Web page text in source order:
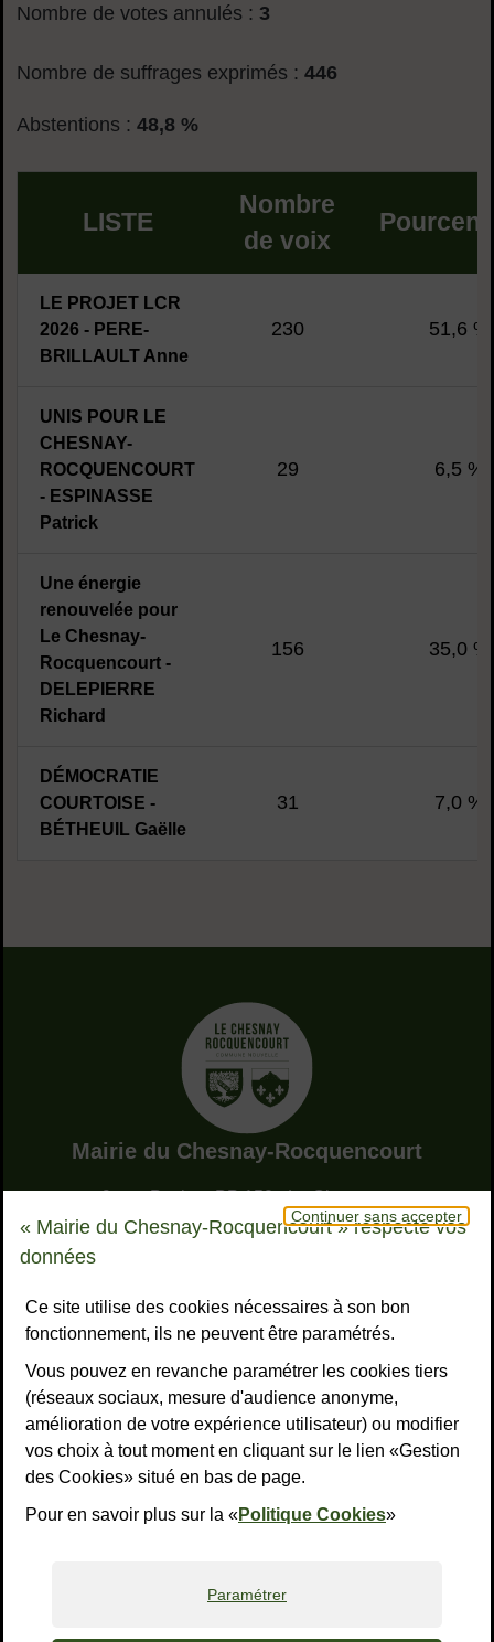
Continuer sans accepter
« Mairie du Chesnay-Rocquencourt » respecte vos
données
Ce site utilise des cookies nécessaires à son bon
fonctionnement, ils ne peuvent être paramétrés.
Vous pouvez en revanche paramétrer les cookies tiers
(réseaux sociaux, mesure d'audience anonyme,
amélioration de votre expérience utilisateur) ou modifier
vos choix à tout moment en cliquant sur le lien «Gestion
des Cookies» situé en bas de page.
Pour en savoir plus sur la «Politique Cookies»
Paramétrer
Nombre de votes annulés : 3
Nombre de suffrages exprimés : 446
Abstentions : 48,8 %
LISTE
Nombre
de voix
LE PROJET LCR
2026 - PERE-
BRILLAULT Anne
230 51,6 %
UNIS POUR LE
CHESNAY-
ROCQUENCOURT
- ESPINASSE
Patrick
29 6,5 %
Une énergie
renouvelée pour
Le Chesnay-
Rocquencourt -
DELEPIERRE
Richard
156 35,0 %
DÉMOCRATIE
COURTOISE -
BÉTHEUIL Gaëlle
31 7,0 %
Adresse dans le pied de page
Mairie du Chesnay-Rocquencourt
9, rue Pottier - BP 150 - Le Chesnay
78155 Le Chesnay-Rocquencourt cedex
NOUS CONTACTER
S’ABONNER À LA LETTRE D’INFO
Liens réseaux sociaux
Facebook
Instagram
YouTube
Liens bas de page
Mentions légalesAccessibilité : non conforme
Politiques de confidentialitéGestion des cookies